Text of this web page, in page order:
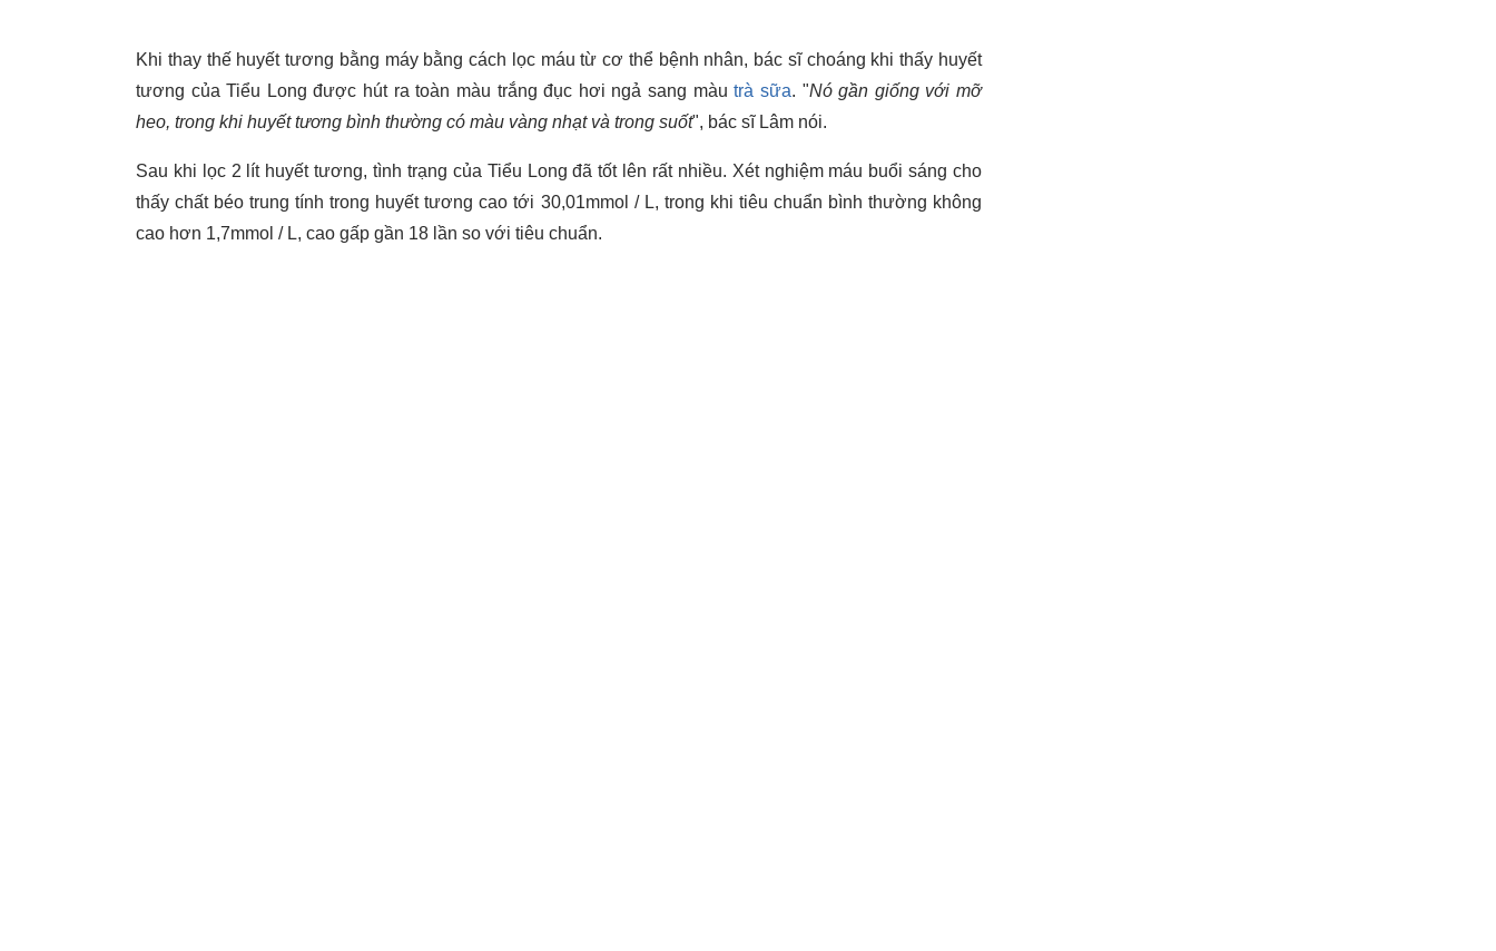
Khi thay thế huyết tương bằng máy bằng cách lọc máu từ cơ thể bệnh nhân, bác sĩ choáng khi thấy huyết
tương của Tiểu Long được hút ra toàn màu trắng đục hơi ngả sang màu trà sữa. "Nó gần giống với mỡ
heo, trong khi huyết tương bình thường có màu vàng nhạt và trong suốt", bác sĩ Lâm nói.
Sau khi lọc 2 lít huyết tương, tình trạng của Tiểu Long đã tốt lên rất nhiều. Xét nghiệm máu buổi sáng cho
thấy chất béo trung tính trong huyết tương cao tới 30,01mmol / L, trong khi tiêu chuẩn bình thường không
cao hơn 1,7mmol / L, cao gấp gần 18 lần so với tiêu chuẩn.